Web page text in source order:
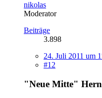
nikolas
Moderator
Beiträge
3.898
24. Juli 2011 um
#12
"Neue Mitte"